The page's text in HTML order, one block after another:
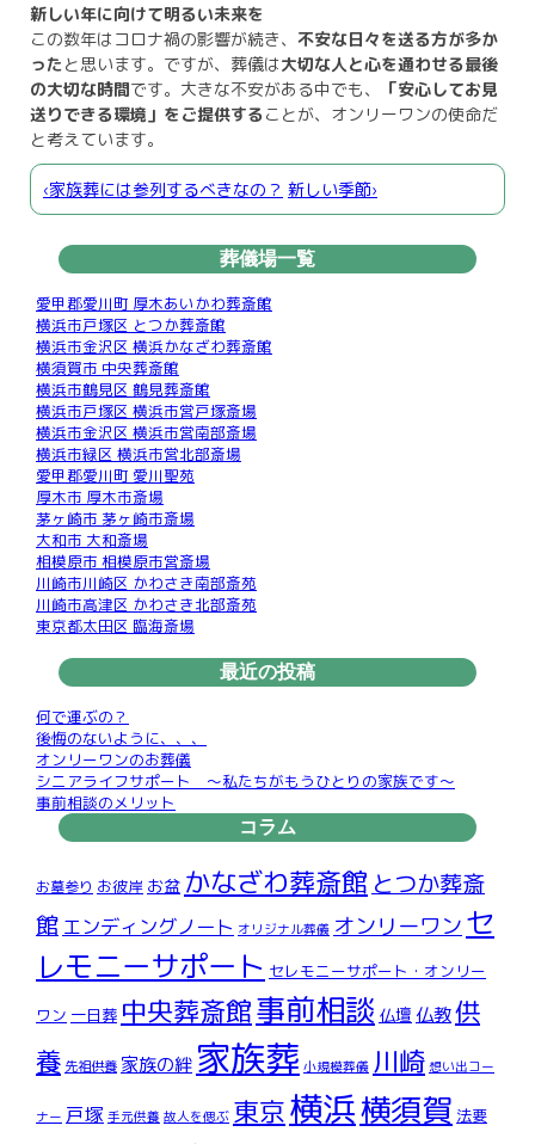
新しい年に向けて明るい未来を
この数年はコロナ禍の影響が続き、 不安な日々を送る方が多か
った と思います。ですが、葬儀は大切な人と心を通わせる最後
の大切な時間です。大きな不安がある中でも、
「安心してお見
送りできる環境」をご提供することが、オンリーワンの使命だ
と考えています。
‹家族葬には参列するべきなの？ 新しい季節›
葬儀場一覧
愛甲郡愛川町 厚木あいかわ葬斎館
横浜市戸塚区 とつか葬斎館
横浜市金沢区 横浜かなざわ葬斎館
横須賀市 中央葬斎館
横浜市鶴見区 鶴見葬斎館
横浜市戸塚区 横浜市営戸塚斎場
横浜市金沢区 横浜市営南部斎場
横浜市緑区 横浜市営北部斎場
愛甲郡愛川町 愛川聖苑
厚木市 厚木市斎場
茅ヶ崎市 茅ヶ崎市斎場
大和市 大和斎場
相模原市 相模原市営斎場
川崎市川崎区 かわさき南部斎苑
川崎市高津区 かわさき北部斎苑
東京都太田区 臨海斎場
最近の投稿
何で運ぶの？
後悔のないように、、、
オンリーワンのお葬儀
シニアライフサポート ～私たちがもうひとりの家族です～
事前相談のメリット
コラム
お墓参り お彼岸 お盆 かなざわ葬斎館 とつか葬斎
館 エンディングノート オリジナル葬儀 オンリーワン セ
レモニーサポート セレモニーサポート・オンリー
ワン 一日葬 中央葬斎館事前相談 仏壇 仏教供
養 先祖供養 家族の絆 家族葬 小規模葬儀 川崎 想い出コー
ナー 戸塚 手元供養 故人を偲ぶ 東京横浜横須賀 法要